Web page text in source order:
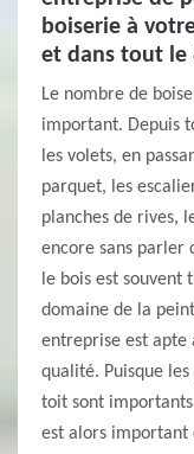
boiserie à
et dans tout le
Le nombre de
important. Depuis
les volets, en
parquet, les
planches de rives,
encore sans parler
le bois est souvent
domaine de la
entreprise est apte
qualité. Puisque
toit sont
est alors important